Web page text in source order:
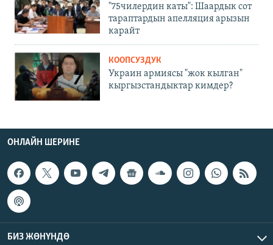
"75чилердин каты": Шаардык сот
тараптардын апелляция арызын
карайт
КООПСУЗДУК
Украин армиясы "жок кылган"
кыргызстандыктар кимдер?
ОНЛАЙН ШЕРИНЕ
БИЗ ЖӨНҮНДӨ